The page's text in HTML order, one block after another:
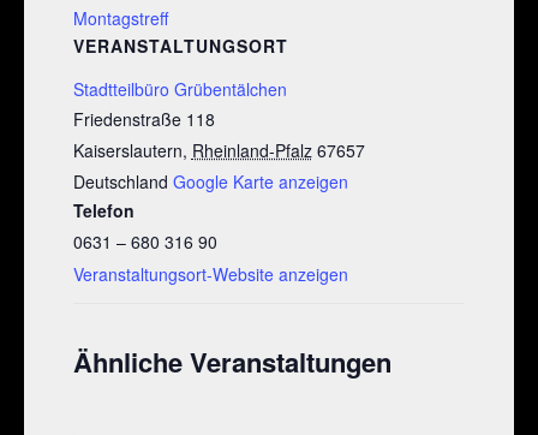
Montagstreff
VERANSTALTUNGSORT
Stadtteilbüro Grübentälchen
Friedenstraße 118
Kaiserslautern, Rheinland-Pfalz 67657
Deutschland Google Karte anzeigen
Telefon
0631 – 680 316 90
Veranstaltungsort-Website anzeigen
Ähnliche Veranstaltungen